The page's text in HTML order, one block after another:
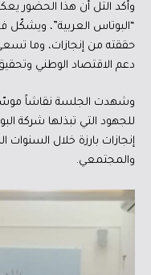
وأكد التل أن هذا الحضور
“البوتاس العربية”،
حققته من إنجازات، وما
دعم الاقتصاد الوطني
وشهدت الجلسة نقاشاً
للجهود التي تبذلها شركة
إنجازات بارزة خلال
والمجتمعي.